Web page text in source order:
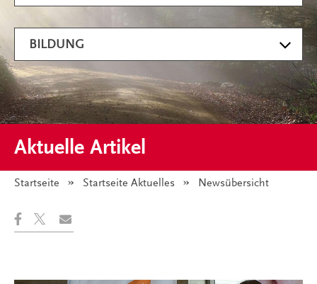
Aktuelle Artikel
BILDUNG
Startseite Startseite Aktuelles Angezeigt:
Newsübersicht